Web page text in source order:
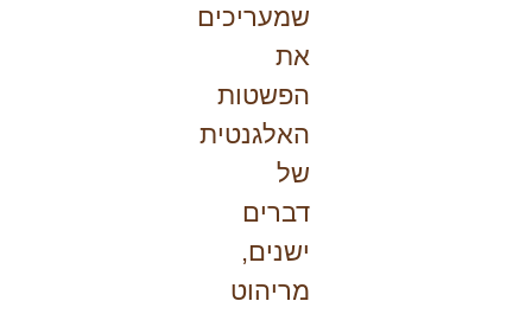
שמעריכים
את
הפשטות
האלגנטית
של
דברים
ישנים,
מריהוט